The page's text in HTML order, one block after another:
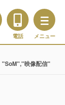
電話 メニュー
"SoM","映像配信"